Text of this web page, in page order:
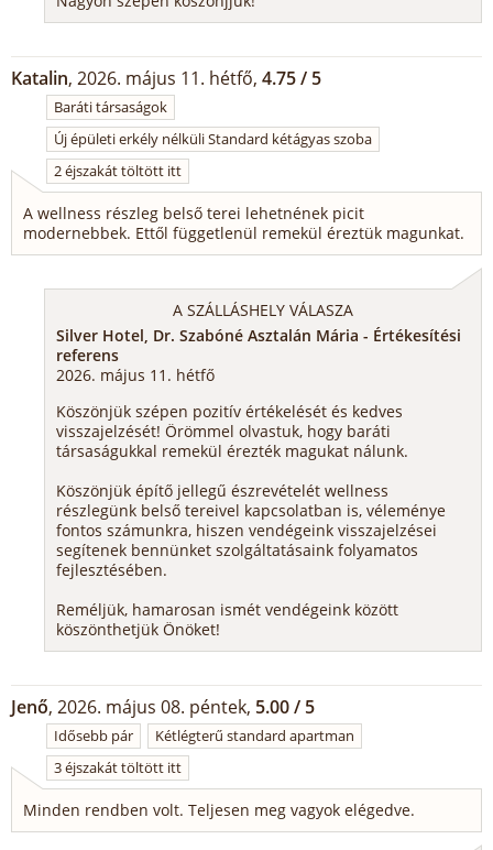
Katalin, 2026. május 11. hétfő, 4.75 / 5
Baráti társaságok
Új épületi erkély nélküli Standard kétágyas szoba
2 éjszakát töltött itt
A wellness részleg belső terei lehetnének picit
modernebbek. Ettől függetlenül remekül éreztük magunkat.
A SZÁLLÁSHELY VÁLASZA
Silver Hotel, Dr. Szabóné Asztalán Mária - Értékesítési
referens
2026. május 11. hétfő
Köszönjük szépen pozitív értékelését és kedves
visszajelzését! Örömmel olvastuk, hogy baráti
társaságukkal remekül érezték magukat nálunk.
Köszönjük építő jellegű észrevételét wellness
részlegünk belső tereivel kapcsolatban is, véleménye
fontos számunkra, hiszen vendégeink visszajelzései
segítenek bennünket szolgáltatásaink folyamatos
fejlesztésében.
Reméljük, hamarosan ismét vendégeink között
köszönthetjük Önöket!
Jenő, 2026. május 08. péntek, 5.00 / 5
Idősebb pár
Kétlégterű standard apartman
3 éjszakát töltött itt
Minden rendben volt. Teljesen meg vagyok elégedve.